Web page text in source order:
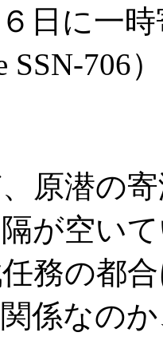
日に一
SSN-
原潜の
が空い
務の都
係なの